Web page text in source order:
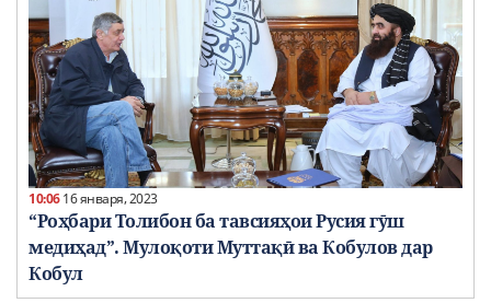
10:0616 января, 2023
“Роҳбари Толибон ба тавсияҳои Русия гӯш
медиҳад”. Мулоқоти Муттақӣ ва Кобулов дар
Кобул